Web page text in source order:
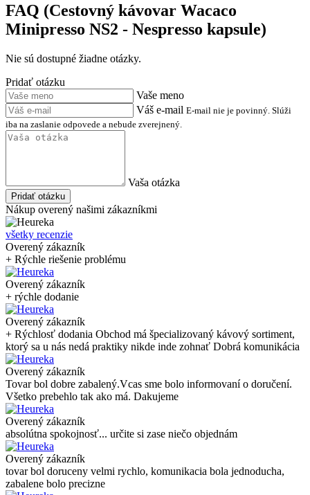
FAQ (Cestovný kávovar Wacaco
Minipresso NS2 - Nespresso kapsule)
Nie sú dostupné žiadne otázky.
Pridať otázku
Vaše meno
Váš e-mail E-mail nie je povinný. Slúži
iba na zaslanie odpovede a nebude zverejnený.
Vaša otázka
Pridať otázku
Nákup overený našimi zákazníkmi
všetky recenzie
Overený zákazník
+ Rýchle riešenie problému
Overený zákazník
+ rýchle dodanie
Overený zákazník
+ Rýchlosť dodania Obchod má špecializovaný kávový sortiment,
ktorý sa u nás nedá praktiky nikde inde zohnať Dobrá komunikácia
Overený zákazník
Tovar bol dobre zabalený.Vcas sme bolo informovaní o doručení.
Všetko prebehlo tak ako má. Dakujeme
Overený zákazník
absolútna spokojnosť... určite si zase niečo objednám
Overený zákazník
tovar bol doruceny velmi rychlo, komunikacia bola jednoducha,
zabalene bolo precizne